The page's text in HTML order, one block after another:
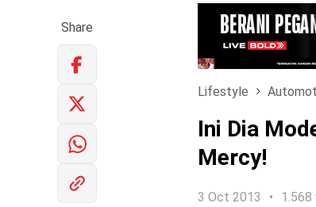
Share
Lifestyle
Ini Dia
Mercy!
3 Oct 2013 1.568